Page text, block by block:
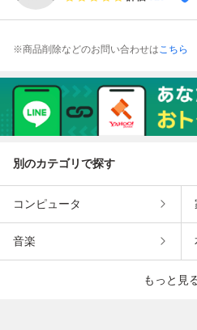
※商品削除などのお問い合わせはこちら
別のカテゴリで探す
コンピュータ
音楽
もっと見